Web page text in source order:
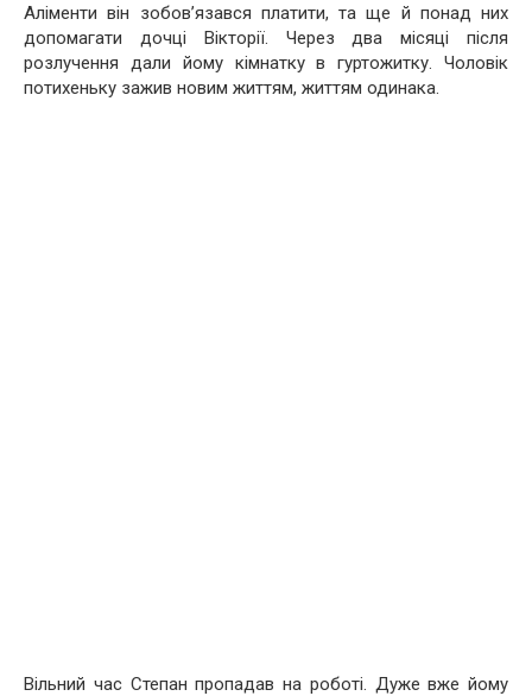
Аліменти він зобов’язався платити, та ще й понад них
допомагати дочці Вікторії. Через два місяці після
розлучення дали йому кімнатку в гуртожитку. Чоловік
потихеньку зажив новим життям, життям одинака.
Вільний час Степан пропадав на роботі. Дуже вже йому